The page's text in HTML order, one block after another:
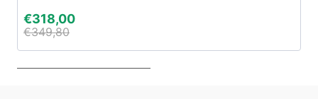
€318,00
€349,80